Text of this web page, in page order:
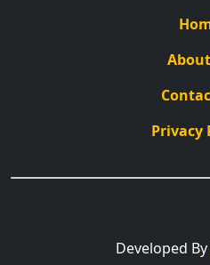
Privacy
Developed By